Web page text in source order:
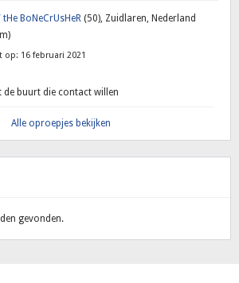
tHe BoNeCrUsHeR (50), Zuidlaren, Nederland
op: 16 februari 2021
de buurt die contact willen
Alle oproepjes bekijken
gevonden.